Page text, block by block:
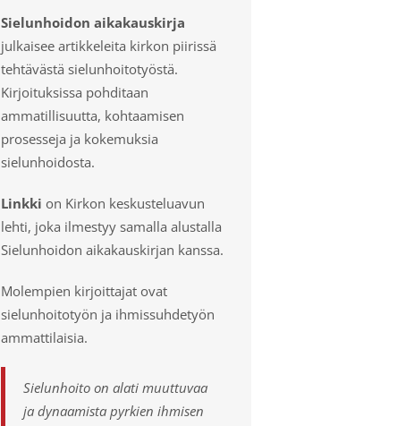
Sielunhoidon aikakauskirja
julkaisee artikkeleita kirkon piirissä
tehtävästä sielunhoitotyöstä.
Kirjoituksissa pohditaan
ammatillisuutta, kohtaamisen
prosesseja ja kokemuksia
sielunhoidosta.
Linkki on Kirkon keskusteluavun
lehti, joka ilmestyy samalla alustalla
Sielunhoidon aikakauskirjan kanssa.
Molempien kirjoittajat ovat
sielunhoitotyön ja ihmissuhdetyön
ammattilaisia.
Sielunhoito on alati muuttuvaa
ja dynaamista pyrkien ihmisen